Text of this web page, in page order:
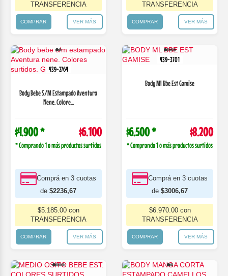
TRANSFERENCIA
COMPRAR VER MÁS
TRANSFERENCIA
COMPRAR VER MÁS
439-2764
Body Bebe S/M Estampado Aventura
Nene. Colore...
$4.900 * $6.100
* Comprando 1 o más productos surtidos
Comprá en 3 cuotas
de $2236,67
$5.185.00 con
TRANSFERENCIA
COMPRAR VER MÁS
439-3701
Body Ml Bbe Est Gamise
$6.500 * $8.200
* Comprando 1 o más productos surtidos
Comprá en 3 cuotas
de $3006,67
$6.970.00 con
TRANSFERENCIA
COMPRAR VER MÁS